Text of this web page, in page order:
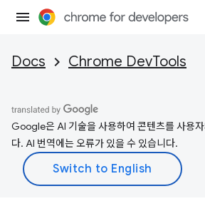
Docs Chrome DevTools
Google은 AI 기술을 사용하여 콘텐츠를 사용
다. AI 번역에는 오류가 있을 수 있습니다.